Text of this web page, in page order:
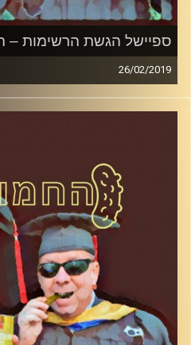
ספיישל הגשת הרשימות –
26/02/2019
פרופסור בועז בן-דוד
קרדיט תמונות:AudioVersity